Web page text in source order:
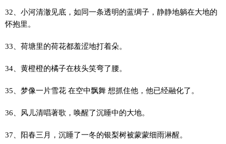
32、小河清澈见底，如同一条透明的蓝绸子，静静地躺在大地的
怀抱里。
33、荷塘里的荷花都羞涩地打着朵。
34、黄橙橙的橘子在枝头笑弯了腰。
35、梦像一片雪花 在空中飘舞 想抓住他，他已经融化了。
36、风儿清唱著歌，唤醒了沉睡中的大地。
37、阳春三月，沉睡了一冬的银梨树被蒙蒙细雨淋醒。